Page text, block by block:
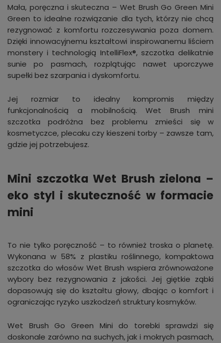
Mała, poręczna i skuteczna – Wet Brush Go Green Mini
Green to idealne rozwiązanie dla tych, którzy nie chcą
rezygnować z komfortu rozczesywania poza domem.
Dzięki innowacyjnemu kształtowi inspirowanemu liściem
monstery i technologią IntelliFlex®, szczotka delikatnie
sunie po pasmach, rozplątując nawet uporczywe
supełki bez szarpania i dyskomfortu.
Jej rozmiar to idealny kompromis między
funkcjonalnością a mobilnością. Wet Brush mini
szczotka podróżna bez problemu zmieści się w
kosmetyczce, plecaku czy kieszeni torby – zawsze tam,
gdzie jej potrzebujesz.
Mini szczotka Wet Brush zielona –
eko styl i skuteczność w formacie
mini
To nie tylko poręczność – to również troska o planetę.
Wykonana w 58% z plastiku roślinnego, kompaktowa
szczotka do włosów Wet Brush wspiera zrównoważone
wybory bez rezygnowania z jakości. Jej giętkie ząbki
dopasowują się do kształtu głowy, dbając o komfort i
ograniczając ryzyko uszkodzeń struktury kosmyków.
Wet Brush Go Green Mini do torebki sprawdzi się
doskonale zarówno na suchych, jak i mokrych pasmach,